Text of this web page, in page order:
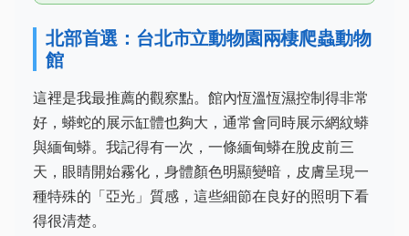
北部首選：台北市立動物園兩棲爬蟲動物
館
這裡是我最推薦的觀察點。館內恆溫恆濕控制得非常
好，蟒蛇的展示缸體也夠大，通常會同時展示網紋蟒
與緬甸蟒。我記得有一次，一條緬甸蟒在脫皮前三
天，眼睛開始霧化，身體顏色明顯變暗，皮膚呈現一
種特殊的「亞光」質感，這些細節在良好的照明下看
得很清楚。